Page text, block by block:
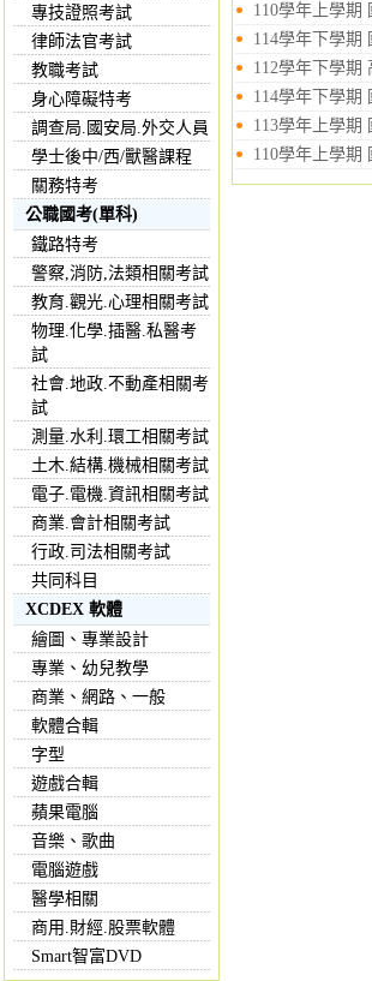
專技證照考試
律師法官考試
教職考試
身心障礙特考
調查局.國安局.外交人員
學士後中/西/獸醫課程
關務特考
公職國考(單科)
鐵路特考
警察,消防,法類相關考試
教育.觀光.心理相關考試
物理.化學.插醫.私醫考
試
社會.地政.不動產相關考
試
測量.水利.環工相關考試
土木.結構.機械相關考試
電子.電機.資訊相關考試
商業.會計相關考試
行政.司法相關考試
共同科目
XCDEX 軟體
繪圖、專業設計
專業、幼兒教學
商業、網路、一般
軟體合輯
字型
遊戲合輯
蘋果電腦
音樂、歌曲
電腦遊戲
醫學相關
商用.財經.股票軟體
Smart智富DVD
110學年上學期
114學年下學期
112學年下學期
114學年下學期
113學年上學期
110學年上學期